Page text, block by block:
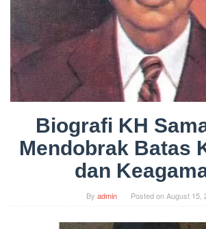
Biografi KH
Mendobrak Batas
dan
By admin Posted onAugust 15,